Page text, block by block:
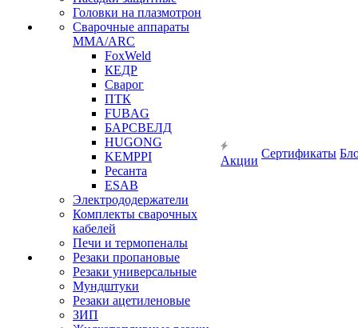
Головки на плазмотрон
Сварочные аппараты
MMA/ARC
FoxWeld
КЕДР
Сварог
ПТК
FUBAG
БАРСВЕЛД
HUGONG
KEMPPI
Ресанта
ESAB
Электрододержатели
Комплекты сварочных
кабелей
Печи и термопеналы
Резаки пропановые
Резаки универсальные
Мундштуки
Резаки ацетиленовые
ЗИП
Акции
Сертификаты